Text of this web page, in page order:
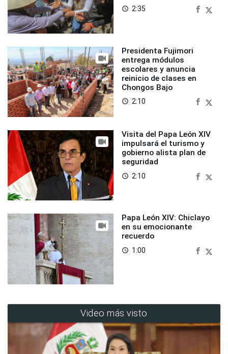
access_time 2:35
Presidenta Fujimori
entrega módulos
escolares y anuncia
reinicio de clases en
Chongos Bajo
access_time 2:10
Visita del Papa León XIV
impulsará el turismo y
gobierno alista plan de
seguridad
access_time 2:10
Papa León XIV: Chiclayo
en su emocionante
recuerdo
access_time 1:00
Video más visto